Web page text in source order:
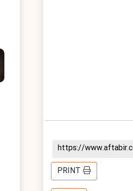
https://
PRINT